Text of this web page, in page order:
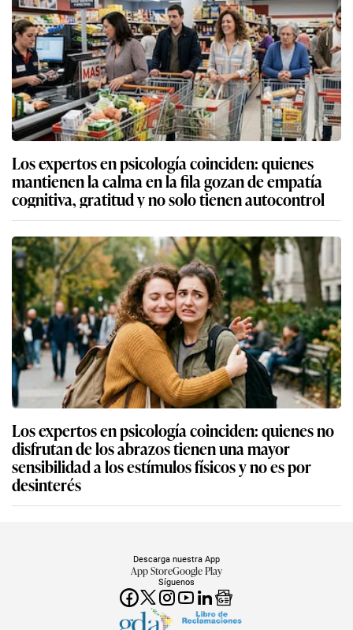
Los expertos en psicología coinciden: quienes
mantienen la calma en la fila gozan de empatía
cognitiva, gratitud y no solo tienen autocontrol
Los expertos en psicología coinciden: quienes no
disfrutan de los abrazos tienen una mayor
sensibilidad a los estímulos físicos y no es por
desinterés
Síguenos
Descarga nuestra App
App StoreGoogle Play